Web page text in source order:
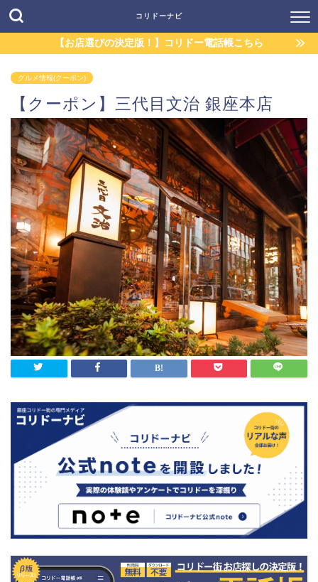
コリドーナビ
【お店選びの決定版！】コリドー電話帳こちら
グルメ情報(クーポン)
【クーポン】三代目文治 銀座本店